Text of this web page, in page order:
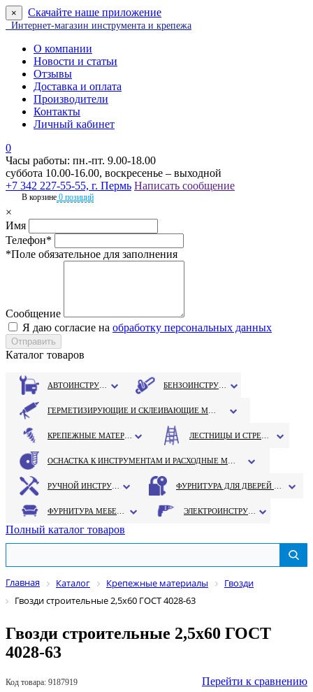
× Скачайте наше приложение
Интернет-магазин инструмента и крепежа
О компании
Новости и статьи
Отзывы
Доставка и оплата
Производители
Контакты
Личный кабинет
0
Часы работы: пн.-пт. 9.00-18.00
суббота 10.00-16.00, воскресенье – выходной
+7 342 227-55-55, г. Пермь Написать сообщение
В корзине 0 позиций
×
Имя
Телефон*
*Поле обязательное для заполнения
Сообщение
Я даю согласие на обработку персональных данных
Каталог товаров
Полный каталог товаров
Главная Каталог Крепежные материалы
Гвозди
Гвозди строительные 2,5х60 ГОСТ 4028-63
Гвозди строительные 2,5х60 ГОСТ
4028-63
Код товара: 9187919 Перейти к сравнению